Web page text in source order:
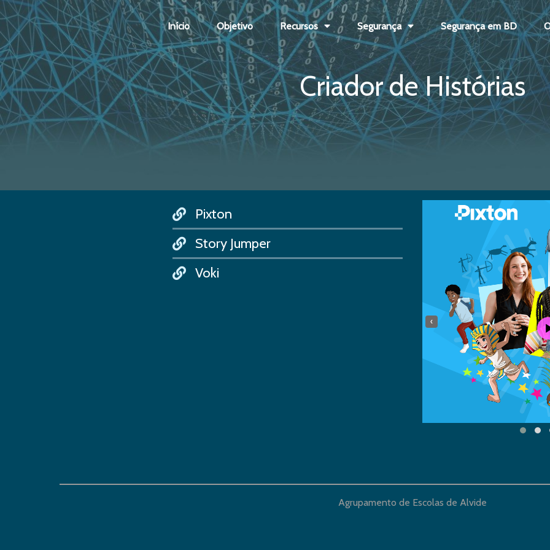
Início Objetivo Recursos Segurança Segurança em BD
Criador de Histórias
Pixton
Story Jumper
Voki
‹
Agrupamento de Escolas de Alvide